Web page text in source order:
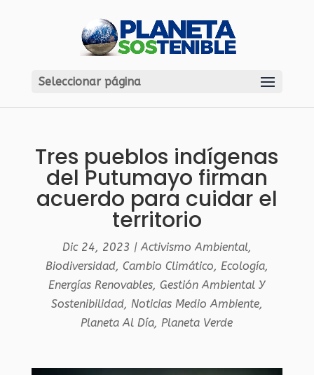
Seleccionar página
Tres pueblos indígenas
del Putumayo firman
acuerdo para cuidar el
territorio
Dic 24, 2023 |Activismo Ambiental,
Biodiversidad, Cambio Climático, Ecología,
Energías Renovables,Gestión Ambiental Y
Sostenibilidad, Noticias Medio Ambiente,
Planeta Al Día,Planeta Verde